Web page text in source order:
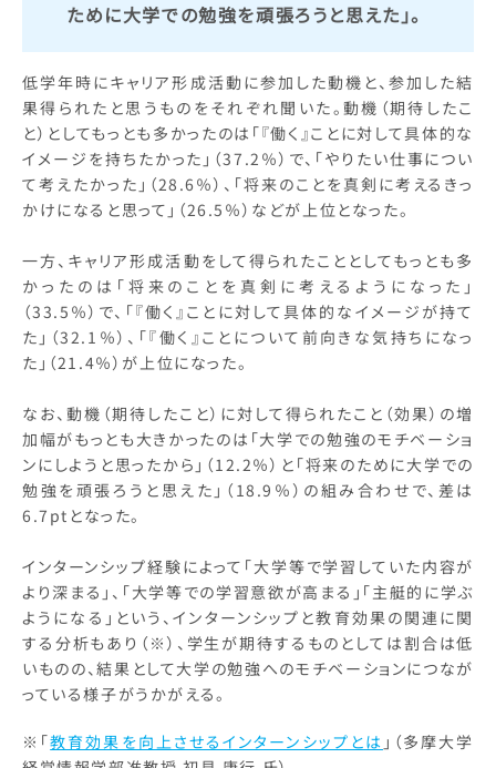
ために大学での勉強を頑張ろうと思えた」。
低学年時にキャリア形成活動に参加した動機と、参加した結
果得られたと思うものをそれぞれ聞いた。動機（期待したこ
と）としてもっとも多かったのは「『働く』ことに対して具体的な
イメージを持ちたかった」（37.2％）で、「やりたい仕事につい
て考えたかった」（28.6％）、「将来のことを真剣に考えるきっ
かけになると思って」（26.5％）などが上位となった。
一方、キャリア形成活動をして得られたこととしてもっとも多
かったのは「将来のことを真剣に考えるようになった」
（33.5％）で、「『働く』ことに対して具体的なイメージが持て
た」（32.1％）、「『働く』ことについて前向きな気持ちになっ
た」（21.4％）が上位になった。
なお、動機（期待したこと）に対して得られたこと（効果）の増
加幅がもっとも大きかったのは「大学での勉強のモチベーショ
ンにしようと思ったから」（12.2％）と「将来のために大学での
勉強を頑張ろうと思えた」（18.9％）の組み合わせで、差は
6.7ptとなった。
インターンシップ経験によって「大学等で学習していた内容が
より深まる」、「大学等での学習意欲が高まる」「主艇的に学ぶ
ようになる」という、インターンシップと教育効果の関連に関
する分析もあり（※）、学生が期待するものとしては割合は低
いものの、結果として大学の勉強へのモチベーションにつなが
っている様子がうかがえる。
※「教育効果を向上させるインターンシップとは 」（多摩大学